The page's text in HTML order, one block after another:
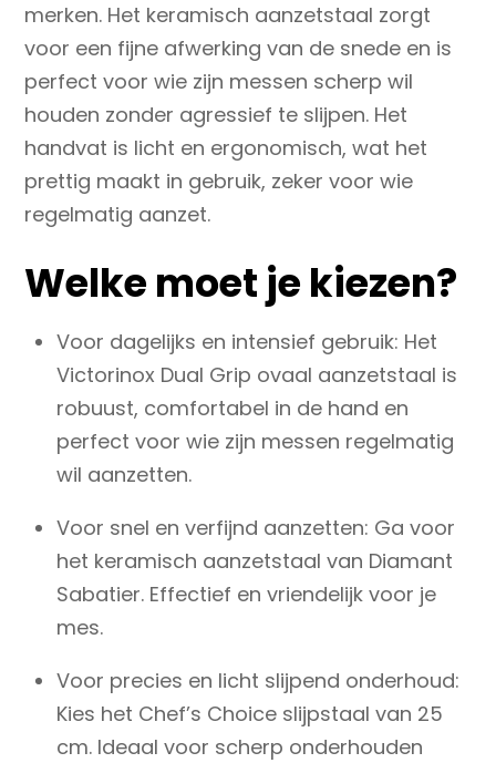
merken. Het keramisch aanzetstaal zorgt
voor een fijne afwerking van de snede en is
perfect voor wie zijn messen scherp wil
houden zonder agressief te slijpen. Het
handvat is licht en ergonomisch, wat het
prettig maakt in gebruik, zeker voor wie
regelmatig aanzet.
Welke moet je kiezen?
Voor dagelijks en intensief gebruik: Het
Victorinox Dual Grip ovaal aanzetstaal is
robuust, comfortabel in de hand en
perfect voor wie zijn messen regelmatig
wil aanzetten.
Voor snel en verfijnd aanzetten: Ga voor
het keramisch aanzetstaal van Diamant
Sabatier. Effectief en vriendelijk voor je
mes.
Voor precies en licht slijpend onderhoud:
Kies het Chef’s Choice slijpstaal van 25
cm. Ideaal voor scherp onderhouden